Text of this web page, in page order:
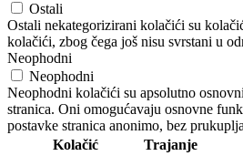
Ostali
Ostali nekategorizirani kolačići su
kolačići, zbog čega još nisu svrstani u
Neophodni
Neophodni
Neophodni kolačići su apsolutno
stranica. Oni omogućavaju osnovne
postavke stranica anonimo, bez
Kolačić
Trajanje